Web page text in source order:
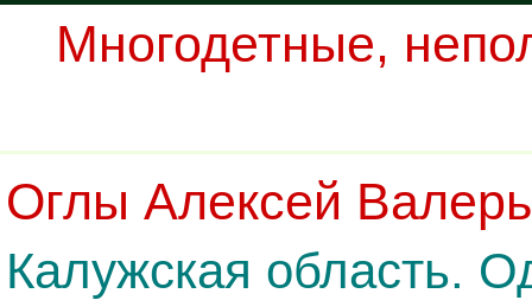
Многодетные,
Оглы Алексей
Калужская область.